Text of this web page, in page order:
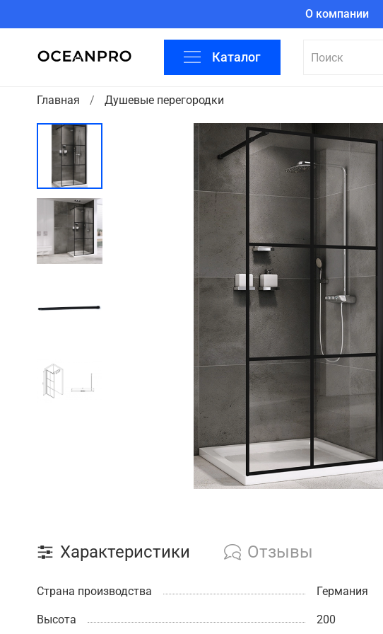
О компании
Каталог
Главная Душевые перегородки
Характеристики Отзывы
Страна производства Германия
Высота 200